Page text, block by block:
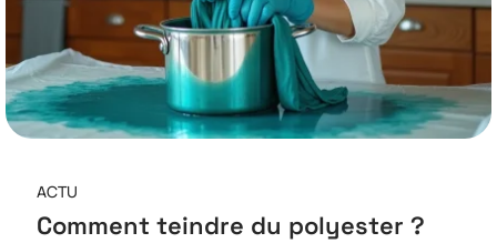
ACTU
Comment teindre du polyester ?